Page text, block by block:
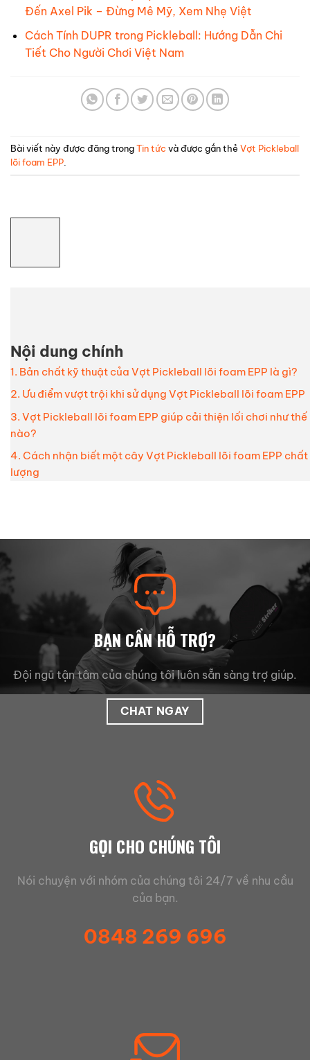
Đến Axel Pik – Đừng Mê Mỹ, Xem Nhẹ Việt
Cách Tính DUPR trong Pickleball: Hướng Dẫn Chi
Tiết Cho Người Chơi Việt Nam
Bài viết này được đăng trongTin tức và được gắn thẻ Vợt Pickleball
lõi foam EPP.
Nội dung chính
1. Bản chất kỹ thuật của Vợt Pickleball lõi foam EPP là gì?
2. Ưu điểm vượt trội khi sử dụng Vợt Pickleball lõi foam EPP
3. Vợt Pickleball lõi foam EPP giúp cải thiện lối chơi như thế
nào?
4. Cách nhận biết một cây Vợt Pickleball lõi foam EPP chất
lượng
BẠN CẦN HỖ TRỢ?
Đội ngũ tận tâm của chúng tôi luôn sẵn sàng trợ giúp.
CHAT NGAY
GỌI CHO CHÚNG TÔI
Nói chuyện với nhóm của chúng tôi 24/7 về nhu cầu
của bạn.
0848 269 696